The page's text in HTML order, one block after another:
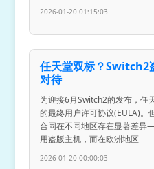
2026-01-20 01:15:03
任天堂双标？Switch2
对待
为迎接6月Switch2的发布，任
的最终用户许可协议(EULA)。
合同在不同地区存在显著差
用盗版主机，而在欧洲地区
2026-01-20 00:00:03